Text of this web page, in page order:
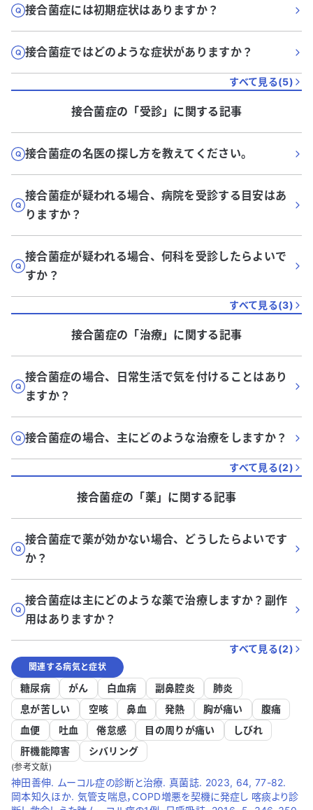
接合菌症には初期症状はありますか？
接合菌症ではどのような症状がありますか？
すべて見る(5)
接合菌症の「受診」に関する記事
接合菌症の名医の探し方を教えてください。
接合菌症が疑われる場合、病院を受診する目安はあ
りますか？
接合菌症が疑われる場合、何科を受診したらよいで
すか？
すべて見る(3)
接合菌症の「治療」に関する記事
接合菌症の場合、日常生活で気を付けることはあり
ますか？
接合菌症の場合、主にどのような治療をしますか？
すべて見る(2)
接合菌症の「薬」に関する記事
接合菌症で薬が効かない場合、どうしたらよいです
か？
接合菌症は主にどのような薬で治療しますか？副作
用はありますか？
すべて見る(2)
関連する病気と症状
糖尿病 がん 白血病 副鼻腔炎
肺炎
息が苦しい
空咳 鼻血 発熱 胸が痛い
腹痛
血便
吐血 倦怠感 目の周りが痛い
しびれ
肝機能障害
シバリング
(参考文献)
神田善伸. ムーコル症の診断と治療. 真菌誌. 2023, 64, 77-82.
岡本知久ほか. 気管支喘息，COPD増悪を契機に発症し 喀痰より診